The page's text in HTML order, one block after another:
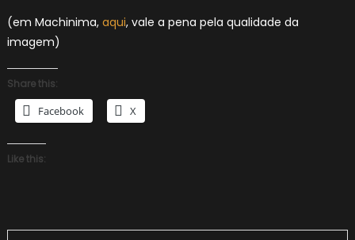
(em Machinima, aqui, vale a pena pela qualidade da
imagem)
Share this:
Facebook X
Like this: